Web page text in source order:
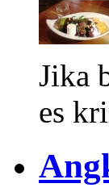
Jika
es